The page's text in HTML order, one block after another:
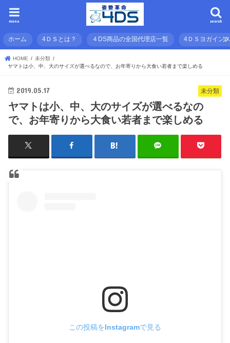
search
menu
ホーム 4ＤＳとは？ ４DS商品の全国代理店一覧 4ＤＳヨガイン
HOME
未分類
ヤマトは小、中、大のサイズが選べるなので、お年寄りから大食い若者まで楽しめる
未分類
2019.05.17
ヤマトは小、中、大のサイズが選べるなの
で、お年寄りから大食い若者まで楽しめる
この投稿をInstagramで見る